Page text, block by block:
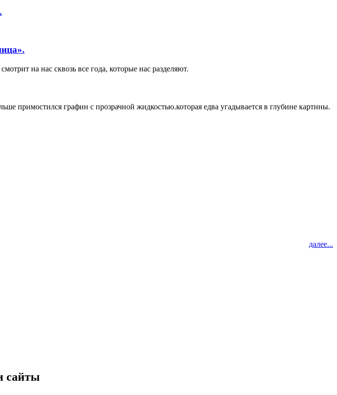
на нас сквозь все года, которые нас разделяют.
примостился графин с прозрачной жидкостью.которая едва угадывается в глубине картины.
далее...
сайты